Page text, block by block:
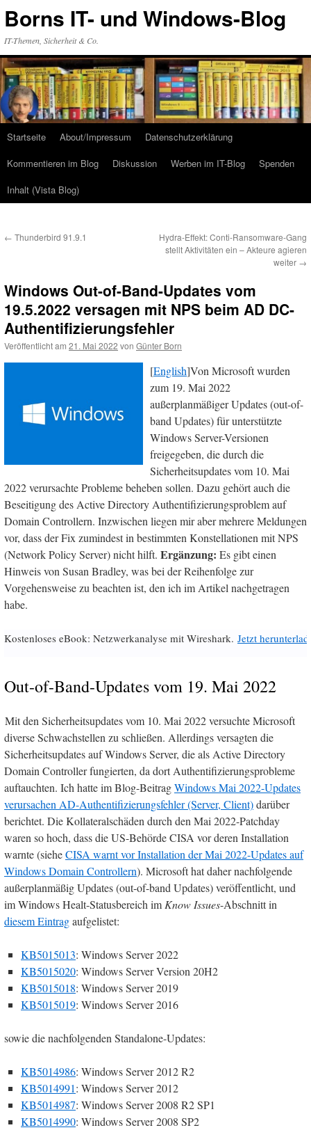
Inhalt
Borns IT- und Windows-Blog
IT-Themen, Sicherheit & Co.
Startseite About/Impressum
Datenschutzerklärung
Kommentieren im Blog
Diskussion Werben im IT-Blog
Spenden
Inhalt (Vista Blog)
← Thunderbird 91.9.1
Hydra-Effekt: Conti-Ransomware-Gang
stellt Aktivitäten ein – Akteure agieren
weiter →
Windows Out-of-Band-Updates vom
19.5.2022 versagen mit NPS beim AD DC-
Authentifizierungsfehler
Veröffentlicht am 21. Mai 2022 von Günter Born
[English]Von Microsoft wurden
zum 19. Mai 2022
außerplanmäßiger Updates (out-of-
band Updates) für unterstützte
Windows Server-Versionen
freigegeben, die durch die
Sicherheitsupdates vom 10. Mai
2022 verursachte Probleme beheben sollen. Dazu gehört auch die
Beseitigung des Active Directory Authentifizierungsproblem auf
Domain Controllern. Inzwischen liegen mir aber mehrere Meldungen
vor, dass der Fix zumindest in bestimmten Konstellationen mit NPS
(Network Policy Server) nicht hilft. Ergänzung: Es gibt einen
Hinweis von Susan Bradley, was bei der Reihenfolge zur
Vorgehensweise zu beachten ist, den ich im Artikel nachgetragen
habe.
Kostenloses eBook: Netzwerkanalyse mit Wireshark. Jetzt
Out-of-Band-Updates vom 19. Mai 2022
Mit den Sicherheitsupdates vom 10. Mai 2022 versuchte Microsoft
diverse Schwachstellen zu schließen. Allerdings versagten die
Sicherheitsupdates auf Windows Server, die als Active Directory
Domain Controller fungierten, da dort Authentifizierungsprobleme
auftauchten. Ich hatte im Blog-BeitragWindows Mai 2022-Updates
verursachen AD-Authentifizierungsfehler (Server, Client)darüber
berichtet. Die Kollateralschäden durch den Mai 2022-Patchday
waren so hoch, dass die US-Behörde CISA vor deren Installation
warnte (sieheCISA warnt vor Installation der Mai 2022-Updates auf
Windows Domain Controllern). Microsoft hat daher nachfolgende
außerplanmäßig Updates (out-of-band Updates) veröffentlicht, und
im Windows Healt-Statusbereich imKnow Issues-Abschnitt in
diesem Eintragaufgelistet:
KB5015013: Windows Server 2022
KB5015020: Windows Server Version 20H2
KB5015018: ​Windows Server 2019
KB5015019: ​Windows Server 2016
sowie die nachfolgenden Standalone-Updates:
KB5014986: ​Windows Server 2012 R2
KB5014991: Windows Server 2012
KB5014987: ​Windows Server 2008 R2 SP1
KB5014990: Windows Server 2008 SP2